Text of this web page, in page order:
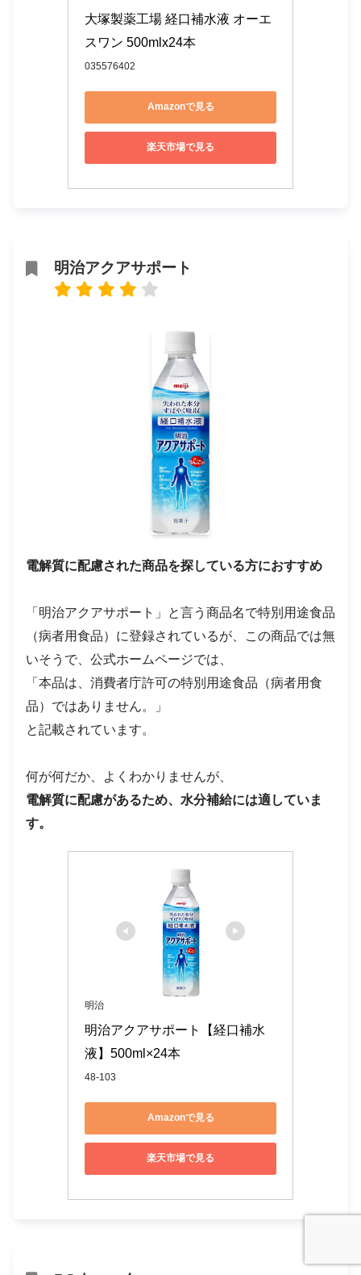
大塚製薬工場 経口補水液 オーエ
スワン 500mlx24本
035576402
Amazonで見る
楽天市場で見る
明治アクアサポート
電解質に配慮された商品を探している方におすすめ
「明治アクアサポート」と言う商品名で特別用途食品
（病者用食品）に登録されているが、この商品では無
いそうで、公式ホームページでは、
「本品は、消費者庁許可の特別用途食品（病者用食
品）ではありません。」
と記載されています。
何が何だか、よくわかりませんが、
電解質に配慮があるため、水分補給には適していま
す。
明治
明治アクアサポート【経口補水
液】500ml×24本
48-103
Amazonで見る
楽天市場で見る